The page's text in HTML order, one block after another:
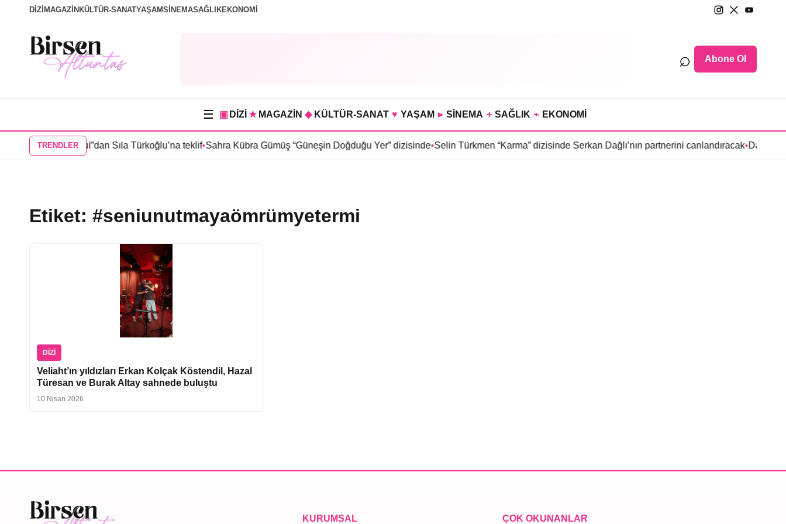
DİZİ MAGAZİN KÜLTÜR-SANATYAŞAMSİNEMASAĞLIKEKONOMİ
⌕ Abone Ol
☰ ▣ DİZİ ★ MAGAZİN ◆ KÜLTÜR-SANAT ♥ YAŞAM ▸ SİNEMA + SAĞLIK ⌁ EKONOMİ
TRENDLER
Maison İstanbul”dan Sıla Türkoğlu’na teklif•Sahra Kübra Gümüş “Güneşin Doğduğu Yer” dizisinde•Selin Türkmen “Karma” dizisinde Serkan Dağlı’nın partnerini canlandıracak•Daha 17’ye
Etiket: #seniunutmayaömrümyetermi
DIZI
Veliaht’ın yıldızları Erkan Kolçak Köstendil, Hazal
Türesan ve Burak Altay sahnede buluştu
10 Nisan 2026
KURUMSAL ÇOK OKUNANLAR